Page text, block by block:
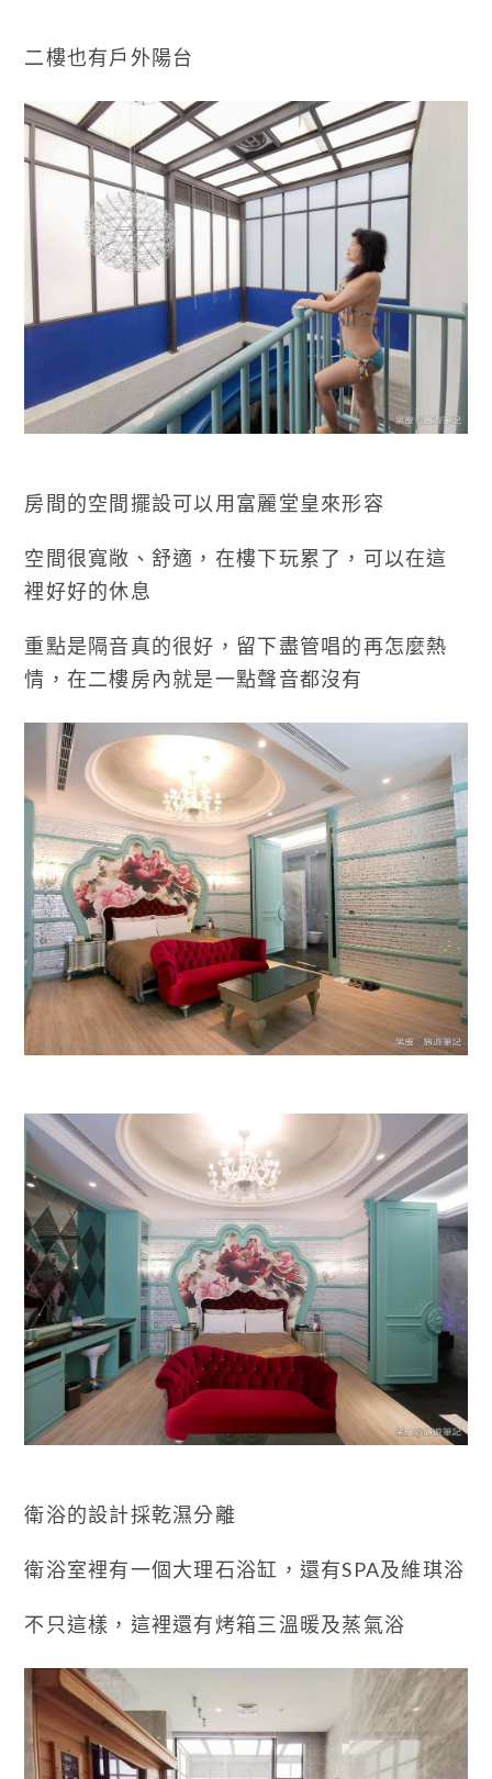
二樓也有戶外陽台
房間的空間擺設可以用富麗堂皇來形容
空間很寬敞、舒適，在樓下玩累了，可以在這
裡好好的休息
重點是隔音真的很好，留下盡管唱的再怎麼熱
情，在二樓房內就是一點聲音都沒有
衛浴的設計採乾濕分離
衛浴室裡有一個大理石浴缸，還有SPA及維琪浴
不只這樣，這裡還有烤箱三溫暖及蒸氣浴